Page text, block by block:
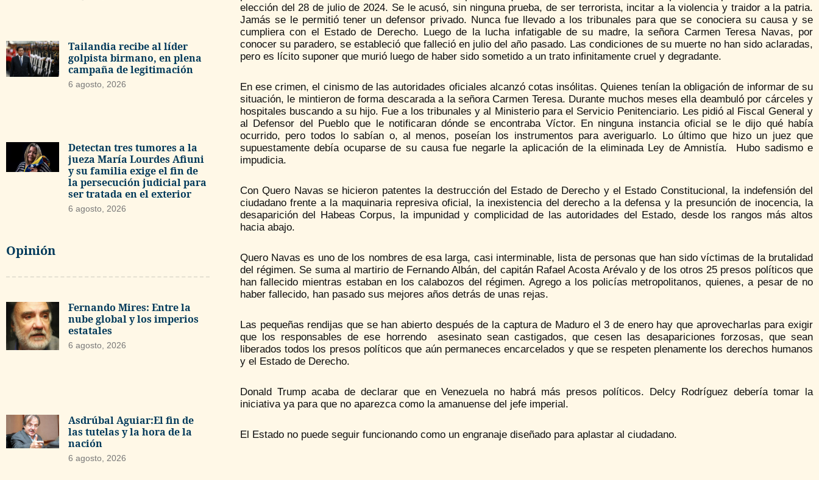
Tailandia recibe al líder
golpista birmano, en plena
campaña de legitimación
6 agosto, 2026
Detectan tres tumores a la
jueza María Lourdes Afiuni
y su familia exige el fin de
la persecución judicial para
ser tratada en el exterior
6 agosto, 2026
Opinión
Fernando Mires: Entre la
nube global y los imperios
estatales
6 agosto, 2026
Asdrúbal Aguiar:El fin de
las tutelas y la hora de la
nación
6 agosto, 2026
elección del 28 de julio de 2024. Se le acusó, sin ninguna prueba, de ser terrorista, incitar a la violencia y traidor a la patria.
Jamás se le permitió tener un defensor privado. Nunca fue llevado a los tribunales para que se conociera su causa y se
cumpliera con el Estado de Derecho. Luego de la lucha infatigable de su madre, la señora Carmen Teresa Navas, por
conocer su paradero, se estableció que falleció en julio del año pasado. Las condiciones de su muerte no han sido aclaradas,
pero es lícito suponer que murió luego de haber sido sometido a un trato infinitamente cruel y degradante.
En ese crimen, el cinismo de las autoridades oficiales alcanzó cotas insólitas. Quienes tenían la obligación de informar de su
situación, le mintieron de forma descarada a la señora Carmen Teresa. Durante muchos meses ella deambuló por cárceles y
hospitales buscando a su hijo. Fue a los tribunales y al Ministerio para el Servicio Penitenciario. Les pidió al Fiscal General y
al Defensor del Pueblo que le notificaran dónde se encontraba Víctor. En ninguna instancia oficial se le dijo qué había
ocurrido, pero todos lo sabían o, al menos, poseían los instrumentos para averiguarlo. Lo último que hizo un juez que
supuestamente debía ocuparse de su causa fue negarle la aplicación de la eliminada Ley de Amnistía. Hubo sadismo e
impudicia.
Con Quero Navas se hicieron patentes la destrucción del Estado de Derecho y el Estado Constitucional, la indefensión del
ciudadano frente a la maquinaria represiva oficial, la inexistencia del derecho a la defensa y la presunción de inocencia, la
desaparición del Habeas Corpus, la impunidad y complicidad de las autoridades del Estado, desde los rangos más altos
hacia abajo.
Quero Navas es uno de los nombres de esa larga, casi interminable, lista de personas que han sido víctimas de la brutalidad
del régimen. Se suma al martirio de Fernando Albán, del capitán Rafael Acosta Arévalo y de los otros 25 presos políticos que
han fallecido mientras estaban en los calabozos del régimen. Agrego a los policías metropolitanos, quienes, a pesar de no
haber fallecido, han pasado sus mejores años detrás de unas rejas.
Las pequeñas rendijas que se han abierto después de la captura de Maduro el 3 de enero hay que aprovecharlas para exigir
que los responsables de ese horrendo asesinato sean castigados, que cesen las desapariciones forzosas, que sean
liberados todos los presos políticos que aún permaneces encarcelados y que se respeten plenamente los derechos humanos
y el Estado de Derecho.
Donald Trump acaba de declarar que en Venezuela no habrá más presos políticos. Delcy Rodríguez debería tomar la
iniciativa ya para que no aparezca como la amanuense del jefe imperial.
El Estado no puede seguir funcionando como un engranaje diseñado para aplastar al ciudadano.